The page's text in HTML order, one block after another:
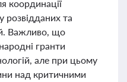
координації
розвідданих та
Важливо, що
гранти
але при цьому
над критичними